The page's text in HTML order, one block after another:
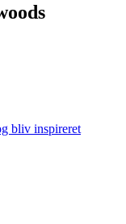
bliv inspireret